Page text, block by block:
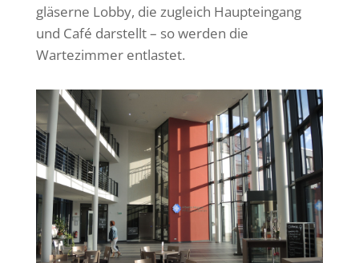
gläserne Lobby, die zugleich Haupteingang
und Café darstellt – so werden die
Wartezimmer entlastet.